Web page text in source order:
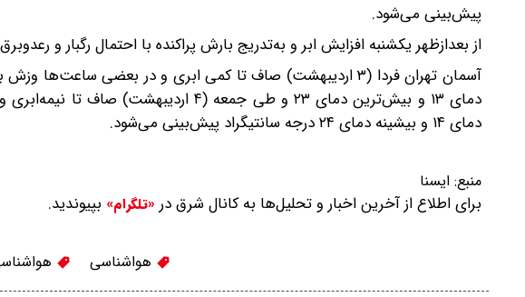
پیش‌بینی می‌شود.
از بعدازظهر یکشنبه افزایش ابر و به‌تدریج بارش پراکنده با احتمال رگبار و
آسمان تهران فردا (۳ اردیبهشت) صاف تا کمی ابری و در بعضی
دمای ۱۳ و بیش‌ترین دمای ۲۳ و طی جمعه (۴
دمای ۱۴ و بیشینه دمای ۲۴ درجه سانتیگراد پیش‌بینی می‌شود.
منبع: ایسنا
برای اطلاع از آخرین اخبار و تحلیل‌ها به کانال شرق در «تلگرام» بپیوندید.
هواشناسی